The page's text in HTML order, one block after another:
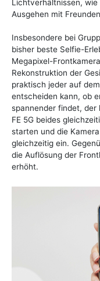
Lichtverhältnissen, wie
Ausgehen mit
Insbesondere bei
bisher beste Selfie-
Megapixel-
Rekonstruktion der
praktisch jeder auf
entscheiden kann, ob
spannender findet, der
FE 5G beides
starten und die
gleichzeitig ein.
die Auflösung der
erhöht.